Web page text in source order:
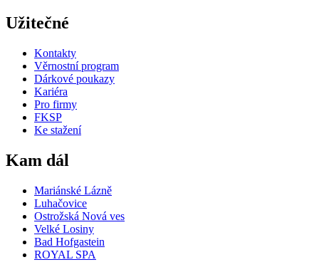
Užitečné
Kontakty
Věrnostní program
Dárkové poukazy
Kariéra
Pro firmy
FKSP
Ke stažení
Kam dál
Mariánské Lázně
Luhačovice
Ostrožská Nová ves
Velké Losiny
Bad Hofgastein
ROYAL SPA